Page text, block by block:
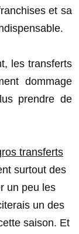
et sa
les transferts
dommage
prendre de
transferts
surtout des
un peu les
un des
saison. Et